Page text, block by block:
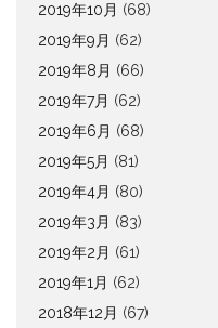
2019年10月 (68)
2019年9月 (62)
2019年8月 (66)
2019年7月 (62)
2019年6月 (68)
2019年5月 (81)
2019年4月 (80)
2019年3月 (83)
2019年2月 (61)
2019年1月 (62)
2018年12月 (67)